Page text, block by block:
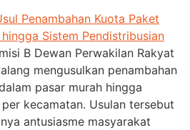
B Dewan Perwakilan Rakyat
mengusulkan penambahan
pasar murah hingga
kecamatan. Usulan tersebut
antusiasme masyarakat